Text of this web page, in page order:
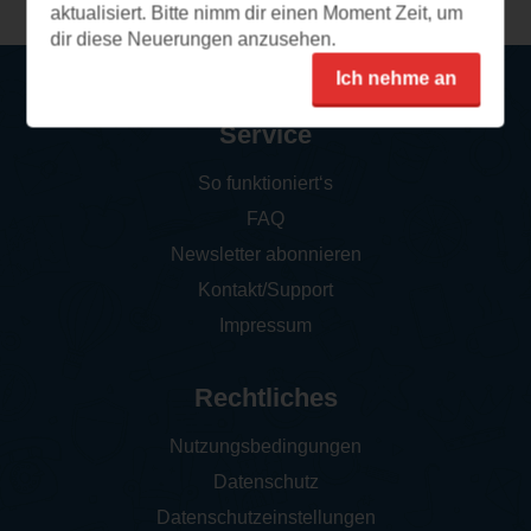
aktualisiert. Bitte nimm dir einen Moment Zeit, um
dir diese Neuerungen anzusehen.
Ich nehme an
Service
So funktioniert‘s
FAQ
Newsletter abonnieren
Kontakt/Support
Impressum
Rechtliches
Nutzungsbedingungen
Datenschutz
Datenschutzeinstellungen